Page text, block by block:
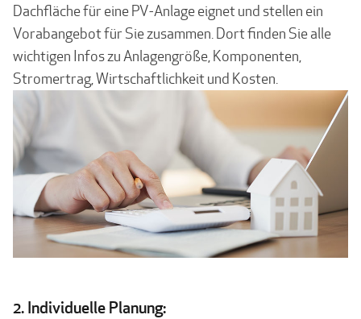
Dachfläche für eine PV-Anlage eignet und stellen ein
Vorabangebot für Sie zusammen. Dort finden Sie alle
wichtigen Infos zu Anlagengröße, Komponenten,
Stromertrag, Wirtschaftlichkeit und Kosten.
2. Individuelle Planung: